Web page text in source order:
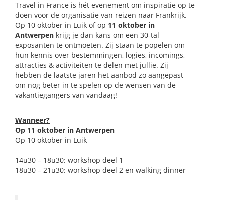
Travel in France is hét evenement om inspiratie op te
doen voor de organisatie van reizen naar Frankrijk.
Op 10 oktober in Luik of op 11 oktober in
Antwerpen krijg je dan kans om een 30-tal
exposanten te ontmoeten. Zij staan te popelen om
hun kennis over bestemmingen, logies, incomings,
attracties & activiteiten te delen met jullie. Zij
hebben de laatste jaren het aanbod zo aangepast
om nog beter in te spelen op de wensen van de
vakantiegangers van vandaag!
Wanneer?
Op 11 oktober in Antwerpen
Op 10 oktober in Luik
14u30 – 18u30: workshop deel 1
18u30 – 21u30: workshop deel 2 en walking dinner